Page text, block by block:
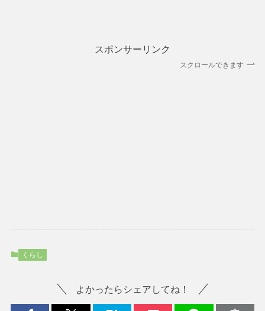
スポンサーリンク
スクロールできます
くらし
よかったらシェアしてね！